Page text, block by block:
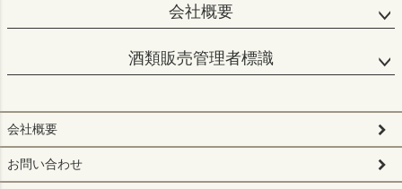
会社概要
酒類販売管理者標識
会社概要
お問い合わせ